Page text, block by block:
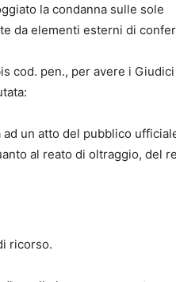
la condanna sulle sole
da elementi esterni di
cod. pen., per avere i
un atto del pubblico
al reato di oltraggio, del
ricorso.